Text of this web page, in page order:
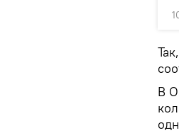
В